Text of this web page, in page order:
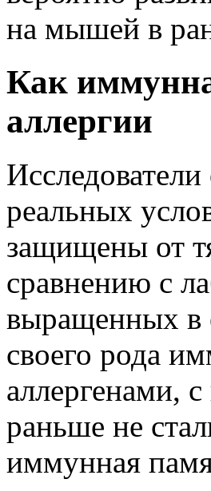
на мышей в
Как
аллергии
реальных
защищены от
сравнению с
выращенных в
своего рода
аллергенами,
раньше не
иммунная